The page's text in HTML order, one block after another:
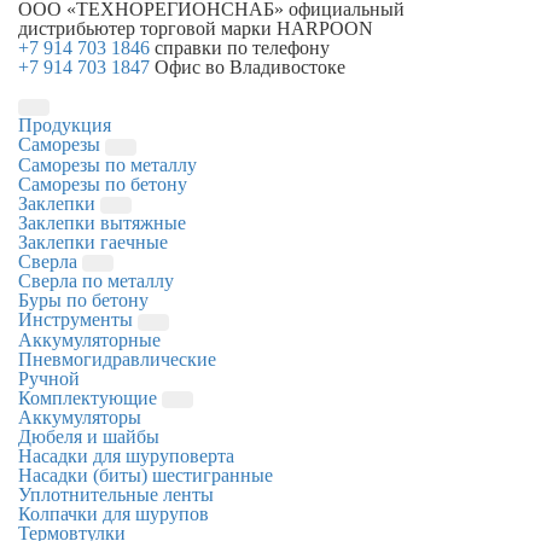
ООО «ТЕХНОРЕГИОНСНАБ» официальный
дистрибьютер торговой марки HARPOON
+7 914 703 1846 справки по телефону
+7 914 703 1847 Офис во Владивостоке
Продукция
Саморезы
Саморезы по металлу
Саморезы по бетону
Заклепки
Заклепки вытяжные
Заклепки гаечные
Сверла
Сверла по металлу
Буры по бетону
Инструменты
Аккумуляторные
Пневмогидравлические
Ручной
Комплектующие
Аккумуляторы
Дюбеля и шайбы
Насадки для шуруповерта
Насадки (биты) шестигранные
Уплотнительные ленты
Колпачки для шурупов
Термовтулки